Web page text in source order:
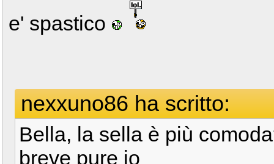
e' spastico
nexxuno86 ha scritto:
Bella, la sella è più
breve pure io